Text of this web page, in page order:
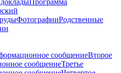
Программа
ФотографииРодственные
сообщениеВторое
сообщениеТретье